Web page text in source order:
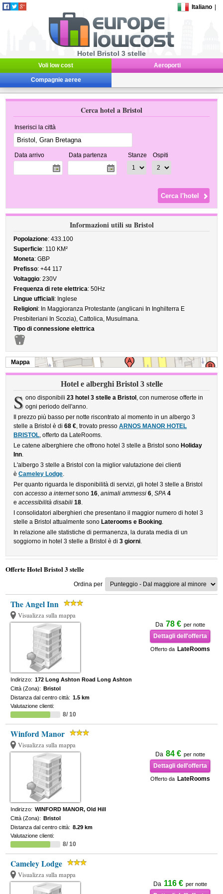
Italiano
Hotel Bristol 3 stelle
Voli low cost Aeroporti
Compagnie aeree
Cerca hotel a Bristol
Inserisci la città
Data arrivo Data partenza Stanze Ospiti
Informazioni utili su Bristol
Popolazione: 433.100
Superficie: 110 KM²
Moneta: GBP
Prefisso: +44 117
Voltaggio: 230V
Frequenza di rete elettrica: 50Hz
Lingue ufficiali: Inglese
Religioni: In Maggioranza Protestante (anglicani In Inghilterra E
Presbiteriani In Scozia), Cattolica, Musulmana.
Tipo di connessione elettrica
Mappa
Hotel e alberghi Bristol 3 stelle
S ono disponibili 23 hotel 3 stelle a Bristol , con numerose offerte in
ogni periodo dell'anno.
Il prezzo più basso per notte riscontrato al momento in un albergo 3
stelle a Bristol è di68 €, trovato pressoARNOS MANOR HOTEL
BRISTOL, offerto da LateRooms.
Le catene alberghiere che offrono hotel 3 stelle a Bristol sono Holiday
Inn.
L'albergo 3 stelle a Bristol con la miglior valutazione dei clienti
èCameley Lodge.
Per quanto riguarda le disponibilità di servizi, gli hotel 3 stelle a Bristol
conaccesso a internetsono16,animali ammessi 6,SPA 4
eaccessibilità disabili 18.
I consolidatori alberghieri che presentano il maggior numero di hotel 3
stelle a Bristol attualmente sono Laterooms e Booking.
In relazione alle statistiche di permanenza, la durata media di un
soggiorno in hotel 3 stelle a Bristol è di3 giorni.
Offerte Hotel Bristol 3 stelle
Ordina per
The Angel Inn
Visualizza sulla mappa
Da 78 € per notte
Dettagli dell'offerta
Offerto da LateRooms
Indirizzo: 172 Long Ashton Road Long Ashton
Città (Zona): Bristol
Distanza dal centro città: 1.5 km
Valutazione clienti:
8/ 10
Winford Manor
Visualizza sulla mappa
Da 84 € per notte
Dettagli dell'offerta
Offerto da LateRooms
Indirizzo: WINFORD MANOR, Old Hill
Città (Zona): Bristol
Distanza dal centro città: 8.29 km
Valutazione clienti:
8/ 10
Cameley Lodge
Visualizza sulla mappa
Da 116 € per notte